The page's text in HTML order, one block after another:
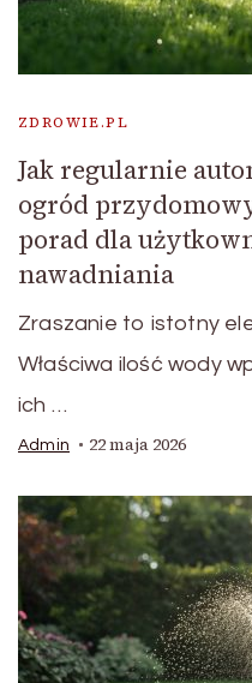
ZDROWIE.PL
Jak regularnie
ogród
porad dla
nawadniania
Zraszanie to istotny
Właściwa ilość wody
ich …
Admin 22 maja 2026